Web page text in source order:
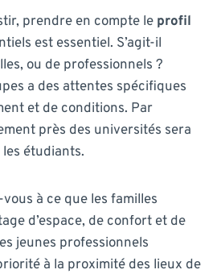
prendre en compte le profil
est essentiel. S’agit-il
ou de professionnels ?
a des attentes spécifiques
et de conditions. Par
près des universités sera
étudiants.
à ce que les familles
d’espace, de confort et de
jeunes professionnels
à la proximité des lieux de